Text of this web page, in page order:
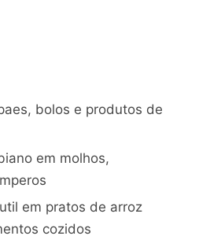
bolos e produtos de
em molhos,
em pratos de arroz
cozidos